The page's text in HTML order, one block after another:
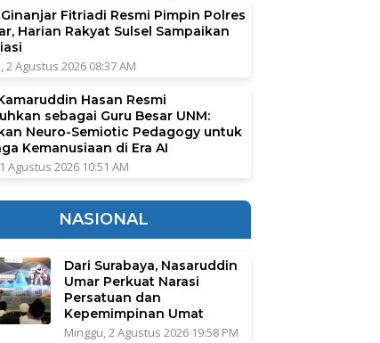
Ginanjar Fitriadi Resmi Pimpin Polres
Harian Rakyat Sulsel Sampaikan
2 Agustus 2026 08:37 AM
Hasan Resmi
sebagai Guru Besar UNM:
Neuro-Semiotic Pedagogy untuk
Kemanusiaan di Era AI
Agustus 2026 10:51 AM
NASIONAL
Dari Surabaya, Nasaruddin
Umar Perkuat Narasi
Persatuan dan
Kepemimpinan Umat
Minggu, 2 Agustus 2026 19:58 PM